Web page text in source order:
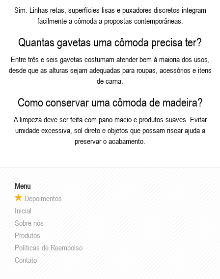
Sim. Linhas retas, superfícies lisas e puxadores discretos integram
facilmente a cômoda a propostas contemporâneas.
Quantas gavetas uma cômoda precisa ter?
Entre três e seis gavetas costumam atender bem à maioria dos usos,
desde que as alturas sejam adequadas para roupas, acessórios e itens
de cama.
Como conservar uma cômoda de madeira?
A limpeza deve ser feita com pano macio e produtos suaves. Evitar
umidade excessiva, sol direto e objetos que possam riscar ajuda a
preservar o acabamento.
Menu
Depoimentos
Inicial
Sobre nós
Produtos
Políticas de Reembolso
Contato